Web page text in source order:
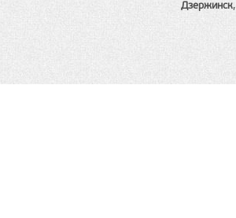
Дзержинск,